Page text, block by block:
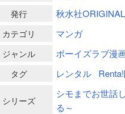
発行 秋水社ORIGINAL
カテゴリ マンガ
ジャンル ボーイズラブ漫
タグ レンタル
シリーズ
シモまでお世話
る～